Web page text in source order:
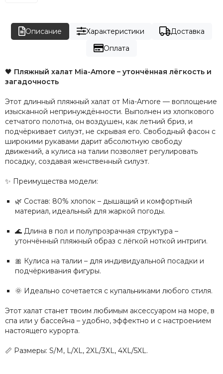
Описание Характеристики
Доставка
Оплата
🖤 Пляжный халат Mia-Amore – утончённая лёгкость и
загадочность
Этот длинный пляжный халат от Mia-Amore — воплощение
изысканной непринуждённости. Выполнен из хлопкового
сетчатого полотна, он воздушен, как летний бриз, и
подчёркивает силуэт, не скрывая его. Свободный фасон с
широкими рукавами дарит абсолютную свободу
движений, а кулиса на талии позволяет регулировать
посадку, создавая женственный силуэт.
✨ Преимущества модели:
🌿 Состав: 80% хлопок – дышащий и комфортный
материал, идеальный для жаркой погоды.
🌊 Длина в пол и полупрозрачная структура –
утончённый пляжный образ с лёгкой ноткой интриги.
🎀 Кулиса на талии – для индивидуальной посадки и
подчёркивания фигуры.
🌞 Идеально сочетается с купальниками любого стиля.
Этот халат станет твоим любимым аксессуаром на море, в
спа или у бассейна – удобно, эффектно и с настроением
настоящего курорта.
📏 Размеры: S/M, L/XL, 2XL/3XL, 4XL/5XL.